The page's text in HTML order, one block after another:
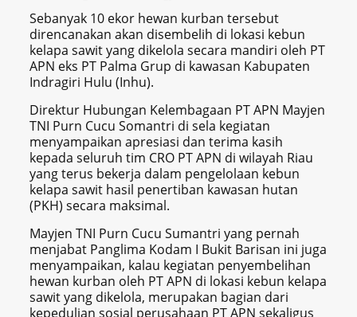
Sebanyak 10 ekor hewan kurban tersebut
direncanakan akan disembelih di lokasi kebun
kelapa sawit yang dikelola secara mandiri oleh PT
APN eks PT Palma Grup di kawasan Kabupaten
Indragiri Hulu (Inhu).
Direktur Hubungan Kelembagaan PT APN Mayjen
TNI Purn Cucu Somantri di sela kegiatan
menyampaikan apresiasi dan terima kasih
kepada seluruh tim CRO PT APN di wilayah Riau
yang terus bekerja dalam pengelolaan kebun
kelapa sawit hasil penertiban kawasan hutan
(PKH) secara maksimal.
Mayjen TNI Purn Cucu Sumantri yang pernah
menjabat Panglima Kodam I Bukit Barisan ini juga
menyampaikan, kalau kegiatan penyembelihan
hewan kurban oleh PT APN di lokasi kebun kelapa
sawit yang dikelola, merupakan bagian dari
kepedulian sosial perusahaan PT APN sekaligus